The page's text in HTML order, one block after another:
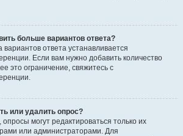
больше вариантов ответа?
вариантов ответа устанавливается
Если вам нужно добавить количество
это ограничение, свяжитесь с
или удалить опрос?
могут редактироваться только их
или администраторами. Для